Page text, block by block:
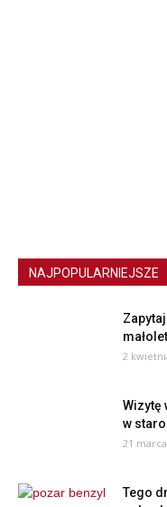
NAJPOPULARNIEJSZE
2
Wizytę
w
21
Tego